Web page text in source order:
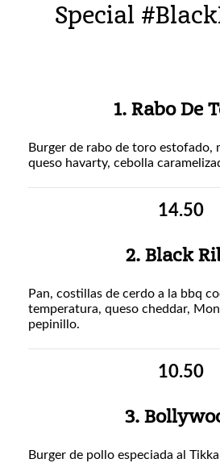
Special
1. Rabo De
Burger de rabo de toro estofado,
queso havarty, cebolla
14.50
2. Black
Pan, costillas de cerdo a la bbq
temperatura, queso cheddar,
pepinillo.
10.50
3.
Burger de pollo especiada al